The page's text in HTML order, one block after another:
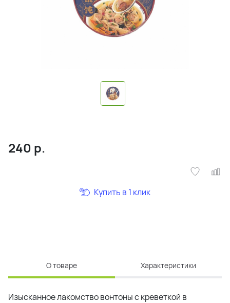
240 р.
Купить в 1 клик
О товаре Характеристики
Изысканное лакомство вонтоны с креветкой в